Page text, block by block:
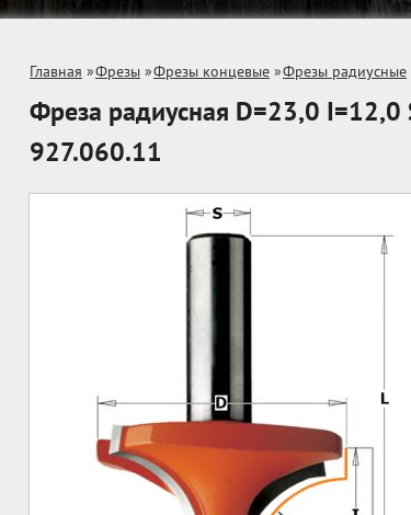
Главная »Фрезы »Фрезы концевые »Фрезы радиусные
Фреза радиусная D=23,0 I=12,0
927.060.11